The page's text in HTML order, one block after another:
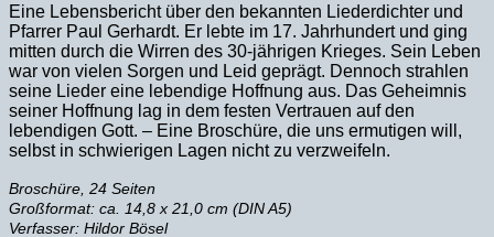
Eine Lebensbericht über den bekannten Liederdichter und
Pfarrer Paul Gerhardt. Er lebte im 17. Jahrhundert und ging
mitten durch die Wirren des 30-jährigen Krieges. Sein Leben
war von vielen Sorgen und Leid geprägt. Dennoch strahlen
seine Lieder eine lebendige Hoffnung aus. Das Geheimnis
seiner Hoffnung lag in dem festen Vertrauen auf den
lebendigen Gott. – Eine Broschüre, die uns ermutigen will,
selbst in schwierigen Lagen nicht zu verzweifeln.
Broschüre, 24 Seiten
Großformat: ca. 14,8 x 21,0 cm (DIN A5)
Verfasser: Hildor Bösel